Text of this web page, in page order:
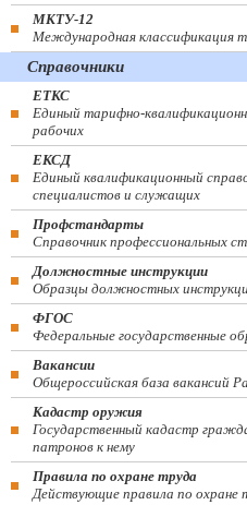
МКТУ-12
Международная классификация
Справочники
ЕТКС
Единый тарифно-
рабочих
ЕКСД
Единый квалификационный
специалистов и служащих
Профстандарты
Справочник профессиональных
Должностные инструкции
Образцы должностных
ФГОС
Федеральные государственные
Вакансии
Общероссийская база вакансий
Кадастр оружия
Государственный кадастр
патронов к нему
Правила по охране труда
Действующие правила по